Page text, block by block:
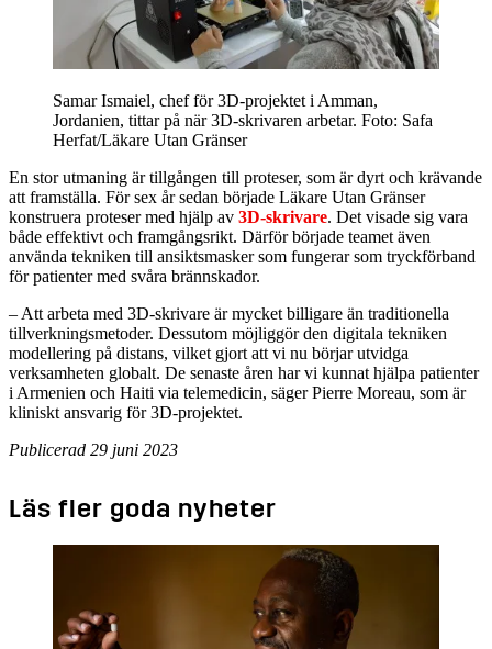
Samar Ismaiel, chef för 3D-projektet i Amman,
Jordanien, tittar på när 3D-skrivaren arbetar. Foto: Safa
Herfat/Läkare Utan Gränser
En stor utmaning är tillgången till proteser, som är dyrt och krävande
att framställa. För sex år sedan började Läkare Utan Gränser
konstruera proteser med hjälp av 3D-skrivare. Det visade sig vara
både effektivt och framgångsrikt. Därför började teamet även
använda tekniken till ansiktsmasker som fungerar som tryckförband
för patienter med svåra brännskador.
– Att arbeta med 3D-skrivare är mycket billigare än traditionella
tillverkningsmetoder. Dessutom möjliggör den digitala tekniken
modellering på distans, vilket gjort att vi nu börjar utvidga
verksamheten globalt. De senaste åren har vi kunnat hjälpa patienter
i Armenien och Haiti via telemedicin, säger Pierre Moreau, som är
kliniskt ansvarig för 3D-projektet.
Publicerad 29 juni 2023
Läs fler goda nyheter